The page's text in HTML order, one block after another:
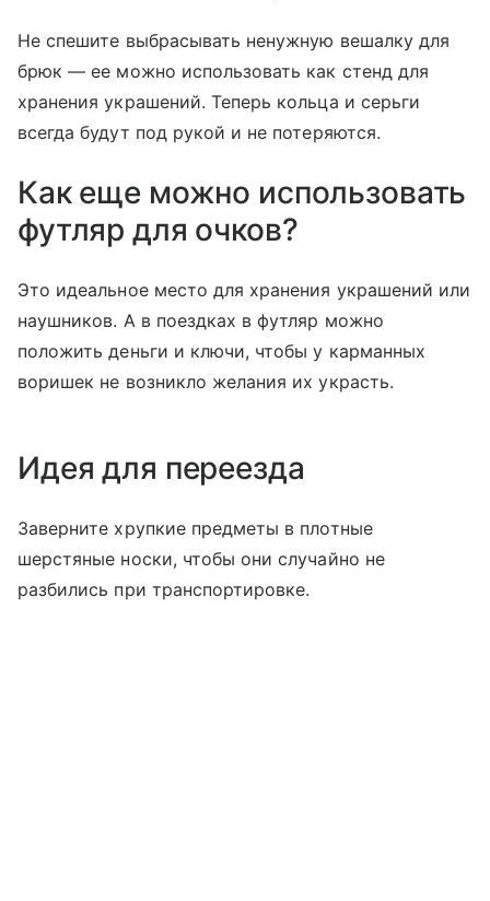
Не спешите выбрасывать ненужную вешалку для
брюк — ее можно использовать как стенд для
хранения украшений. Теперь кольца и серьги
всегда будут под рукой и не потеряются.
Как еще можно использовать
футляр для очков?
Это идеальное место для хранения украшений или
наушников. А в поездках в футляр можно
положить деньги и ключи, чтобы у карманных
воришек не возникло желания их украсть.
Идея для переезда
Заверните хрупкие предметы в плотные
шерстяные носки, чтобы они случайно не
разбились при транспортировке.